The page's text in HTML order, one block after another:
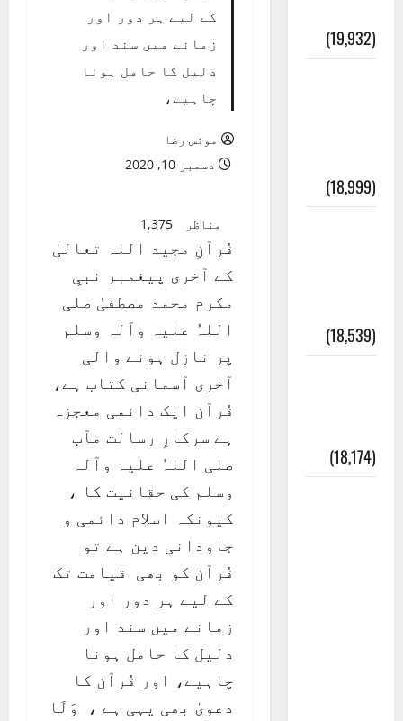
کے لیے ہر دور اور
زمانے میں سند اور
دلیل کا حامل ہونا
چاہیے،
مونس رضا
دسمبر 10, 2020
مناظر 1,375
قُرآنِ مجید اللہ تعالیٰ
کے آخری پیغمبر نبیِ
مکرم محمد مصطفیٰ صلی
اللہُ علیہ وآلہ وسلم
پر نازل ہونے والی
آخری آسمانی کتاب ہے،
قُرآن ایک دائمی معجزہ
ہے سرکارِ رسالت مآب
صلی اللہُ علیہ وآلہ
وسلم کی حقانیت کا ،
کیونکہ اسلام دائمی و
جاودانی دین ہے تو
قُرآن کو بھی قیامت تک
کے لیے ہر دور اور
زمانے میں سند اور
دلیل کا حامل ہونا
چاہیے، اور قُرآن کا
دعویٰ بھی یہی ہے ، وَلَا
(19,932)
(18,999)
(18,539)
(18,174)